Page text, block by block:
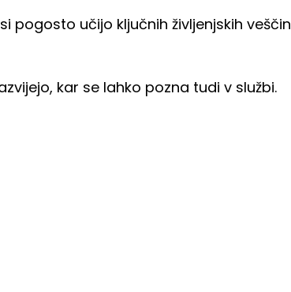
pogosto učijo ključnih življenjskih veščin
kar se lahko pozna tudi v službi.